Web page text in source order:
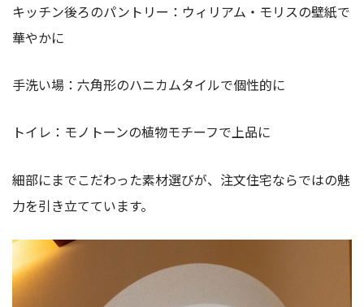
キッチン後ろのパントリー：ウィリアム・モリスの壁紙で
華やかに
手洗い場：六角形のハニカムタイルで個性的に
トイレ：モノトーンの植物モチーフで上品に
細部にまでこだわった素材選びが、注文住宅ならではの魅
力を引き立てています。